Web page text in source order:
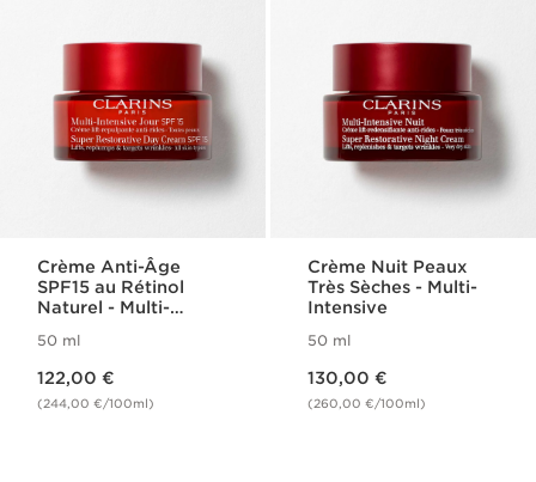
Crème Anti-Âge
SPF15 au Rétinol
Naturel - Multi-
50 ml
122,00 €
(244,00 €/100ml)
Crème Nuit Peaux
Très Sèches - Multi-
Intensive
50 ml
130,00 €
(260,00 €/100ml)